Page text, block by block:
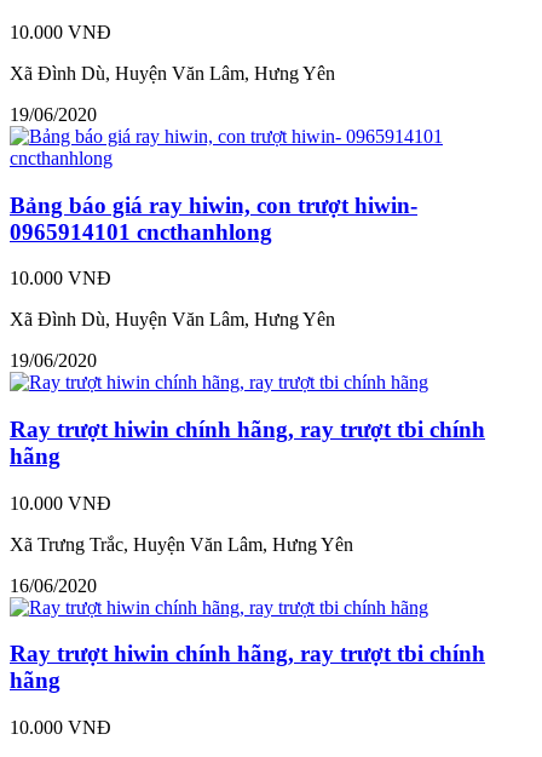
10.000 VNĐ
Xã Đình Dù, Huyện Văn Lâm, Hưng Yên
19/06/2020
Bảng báo giá ray hiwin, con trượt hiwin-
0965914101 cncthanhlong
10.000 VNĐ
Xã Đình Dù, Huyện Văn Lâm, Hưng Yên
19/06/2020
Ray trượt hiwin chính hãng, ray trượt tbi chính
hãng
10.000 VNĐ
Xã Trưng Trắc, Huyện Văn Lâm, Hưng Yên
16/06/2020
Ray trượt hiwin chính hãng, ray trượt tbi chính
hãng
10.000 VNĐ